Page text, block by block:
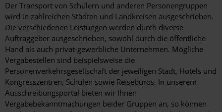
Siegen
Solingen
Stendal
Stolberg
Stralsund
Der Transport von Schülern und anderen Personengruppen
wird in zahlreichen Städten und Landkreisen ausgeschrieben.
Die verschiedenen Leistungen werden durch diverse
Auftraggeber ausgeschrieben, sowohl durch die öffentliche
Hand als auch privat-gewerbliche Unternehmen. Mögliche
Vergabestellen sind beispielsweise die
Personenverkehrsgesellschaft der jeweiligen Stadt, Hotels und
Kongresszentren, Schulen sowie Reisebüros. In unserem
Ausschreibungsportal bieten wir Ihnen
Vergabebekanntmachungen beider Gruppen an, so können